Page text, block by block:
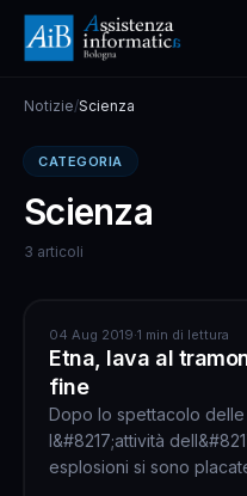
Notizie/Scienza
CATEGORIA
Scienza
3 articoli
GEOLOGIA
04 Aug 2019·1 min di lettura
Etna, lava al
fine
Dopo lo spettacolo
l&#8217;attività
esplosioni si sono